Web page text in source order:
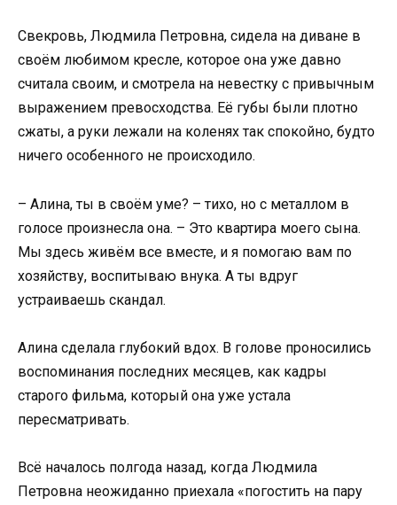
Свекровь, Людмила Петровна, сидела на диване в
своём любимом кресле, которое она уже давно
считала своим, и смотрела на невестку с привычным
выражением превосходства. Её губы были плотно
сжаты, а руки лежали на коленях так спокойно, будто
ничего особенного не происходило.
– Алина, ты в своём уме? – тихо, но с металлом в
голосе произнесла она. – Это квартира моего сына.
Мы здесь живём все вместе, и я помогаю вам по
хозяйству, воспитываю внука. А ты вдруг
устраиваешь скандал.
Алина сделала глубокий вдох. В голове проносились
воспоминания последних месяцев, как кадры
старого фильма, который она уже устала
пересматривать.
Всё началось полгода назад, когда Людмила
Петровна неожиданно приехала «погостить на пару